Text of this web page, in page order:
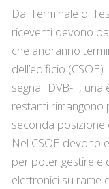
Dal Terminale di
riceventi devono
che andranno
dell’edificio
segnali DVB-T, una
restanti rimangono
seconda posizione
Nel CSOE devono
per poter gestire e
elettronici su rame